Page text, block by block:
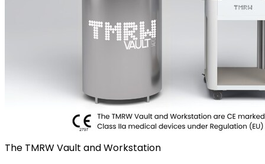
The TMRW Vault and Workstation